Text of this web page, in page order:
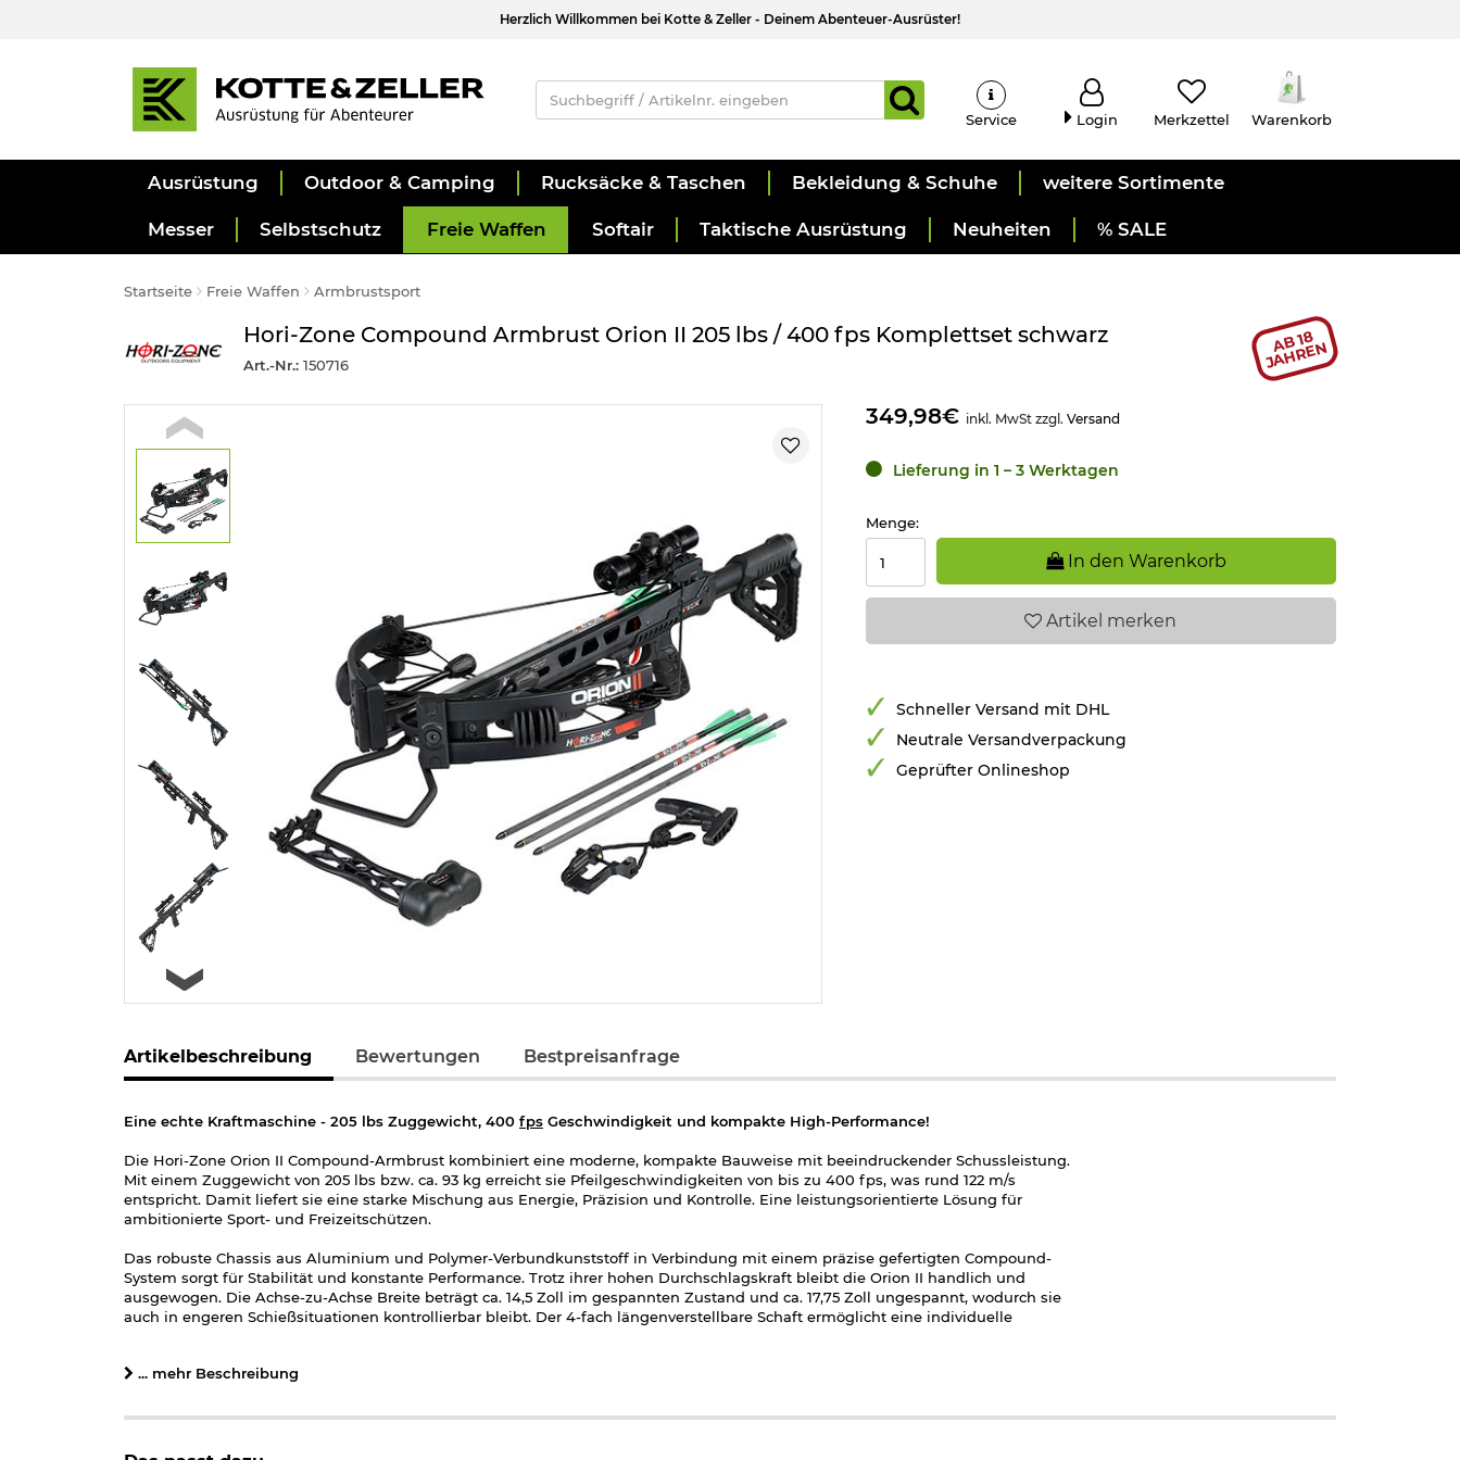
Herzlich Willkommen bei Kotte & Zeller - Deinem Abenteuer-Ausrüster!
Service Login Merkzettel Warenkorb
Ausrüstung Outdoor & Camping Rucksäcke & Taschen Bekleidung & Schuhe weitere Sortimente
Messer Selbstschutz Freie Waffen Softair Taktische Ausrüstung Neuheiten % SALE
Startseite Freie Waffen Armbrustsport
Hori-Zone Compound Armbrust Orion II 205 lbs / 400 fps Komplettset schwarz
Art.-Nr.: 150716
AB 18
JAHREN
349,98€ inkl. MwSt zzgl. Versand
Lieferung in 1 – 3 Werktagen
Menge:
In den Warenkorb
Artikel merken
Schneller Versand mit DHL
Neutrale Versandverpackung
Geprüfter Onlineshop
Artikelbeschreibung Bewertungen Bestpreisanfrage
Eine echte Kraftmaschine - 205 lbs Zuggewicht, 400 fps Geschwindigkeit und kompakte High-Performance!
Die Hori-Zone Orion II Compound-Armbrust kombiniert eine moderne, kompakte Bauweise mit beeindruckender Schussleistung.
Mit einem Zuggewicht von 205 lbs bzw. ca. 93 kg erreicht sie Pfeilgeschwindigkeiten von bis zu 400 fps, was rund 122 m/s
entspricht. Damit liefert sie eine starke Mischung aus Energie, Präzision und Kontrolle. Eine leistungsorientierte Lösung für
ambitionierte Sport- und Freizeitschützen.
Das robuste Chassis aus Aluminium und Polymer-Verbundkunststoff in Verbindung mit einem präzise gefertigten Compound-
System sorgt für Stabilität und konstante Performance. Trotz ihrer hohen Durchschlagskraft bleibt die Orion II handlich und
ausgewogen. Die Achse-zu-Achse Breite beträgt ca. 14,5 Zoll im gespannten Zustand und ca. 17,75 Zoll ungespannt, wodurch sie
auch in engeren Schießsituationen kontrollierbar bleibt. Der 4-fach längenverstellbare Schaft ermöglicht eine individuelle
Technisch überzeugt die Armbrust mit einer integrierten Leerschusssicherung (Anti-Dry-Fire System), die Beschädigungen durch
Die obenliegende 21 mm Picatinny-Schiene ist für die Montage des enthaltenen, kompakten 4x32 Zielfernrohrs gedacht. Das
Verfügung. Weiterhin ist das Zielgerät komplett einstellbar und speziell auf Armbrustdistanzen abgestimmt.
... mehr Beschreibung